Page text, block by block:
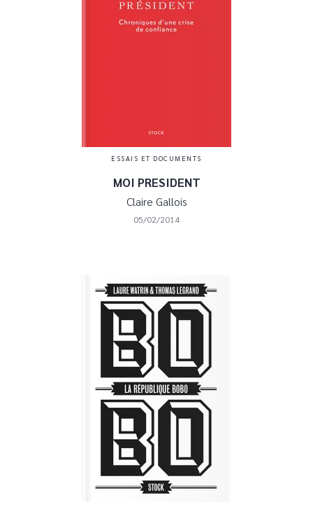
ESSAIS ET DOCUMENTS
MOI PRESIDENT
Claire Gallois
05/02/2014